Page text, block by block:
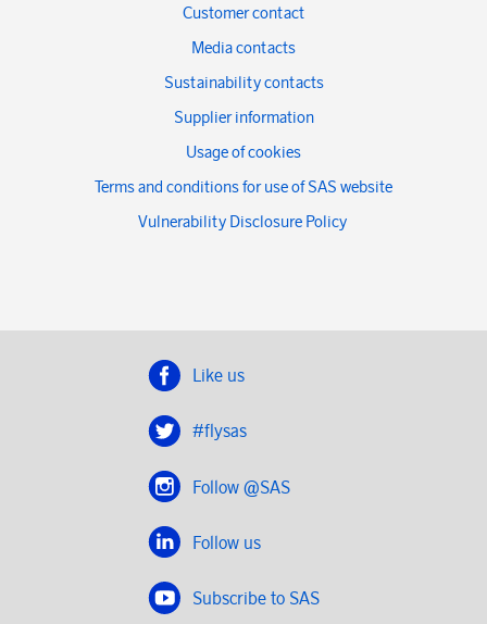
Customer contact
Media contacts
Sustainability contacts
Supplier information
Usage of cookies
Terms and conditions for use of SAS website
Vulnerability Disclosure Policy
Like us
#flysas
Follow @SAS
Follow us
Subscribe to SAS